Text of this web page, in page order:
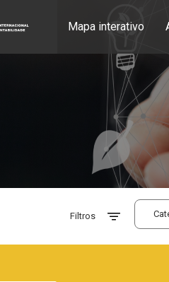
Mapa interativo
Filtros